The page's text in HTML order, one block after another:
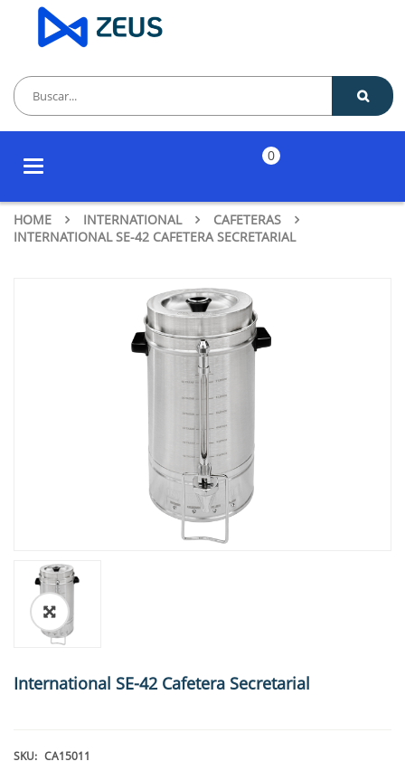
Toggle
0
HOME INTERNATIONAL
CAFETERAS
INTERNATIONAL SE-42 CAFETERA SECRETARIAL
🔍
International SE-42 Cafetera Secretarial
SKU: CA15011